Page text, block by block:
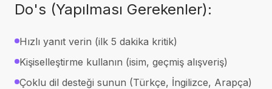
Do's (Yapılması Gerekenler):
Hızlı yanıt verin (ilk 5 dakika kritik)
Kişiselleştirme kullanın (isim, geçmiş alışveriş)
Çoklu dil desteği sunun (Türkçe, İngilizce, Arapça)